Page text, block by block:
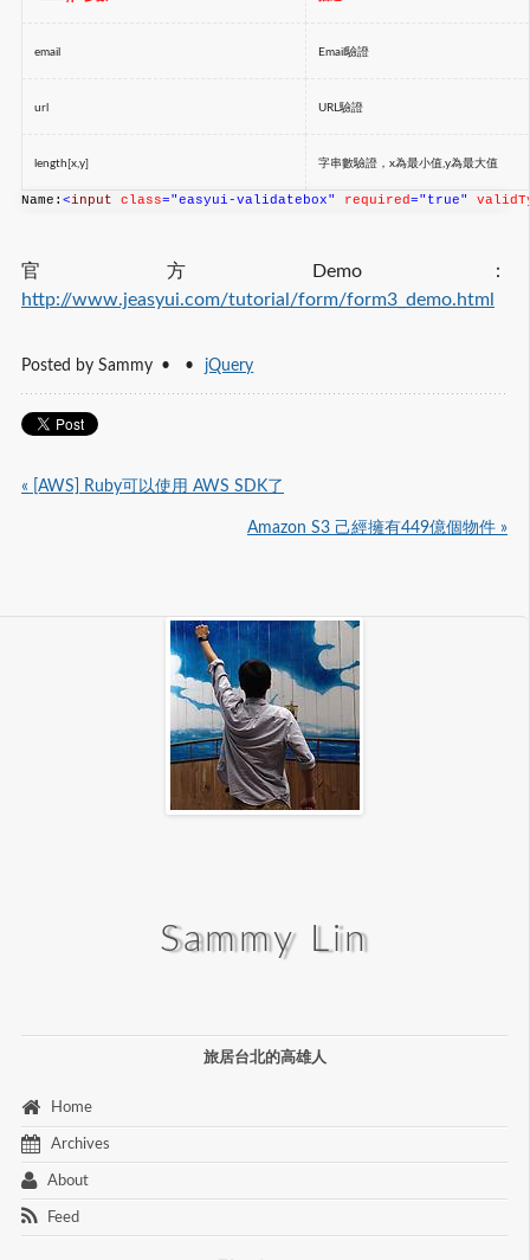
email Email驗證
url URL驗證
length[x,y] 字串數驗證，x為最小值,y為最大值
Name: <input class="easyui-validatebox" required="true"
官方Demo：
http://www.jeasyui.com/tutorial/form/form3_demo.html
Posted by Sammy jQuery
« [AWS] Ruby可以使用 AWS SDK了
Amazon S3 己經擁有449億個物件 »
Sammy Lin
旅居台北的高雄人
Home
Archives
About
Feed